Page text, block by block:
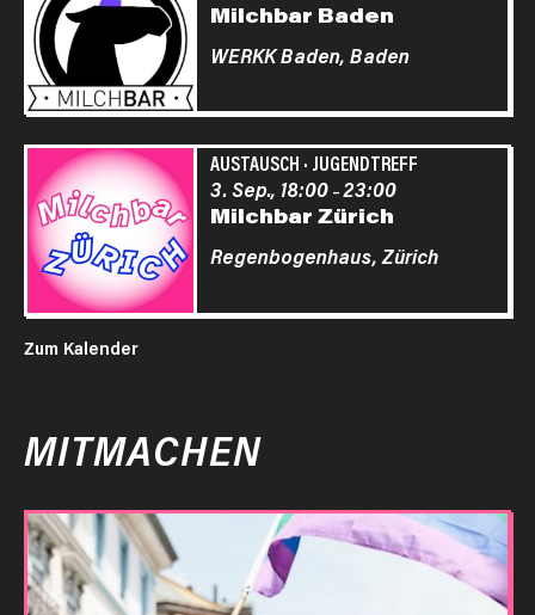
Milchbar Baden
WERKK Baden, Baden
AUSTAUSCH · JUGENDTREFF
Milchbar Zürich
3. Sep., 18:00–23:00
Regenbogenhaus, Zürich
Zum Kalender
MITMACHEN